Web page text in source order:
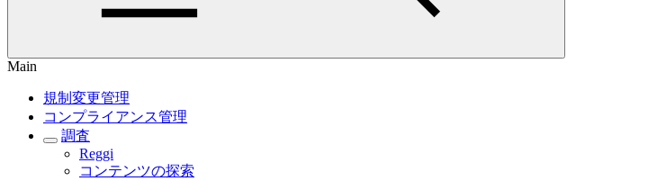
Main
規制変更管理
コンプライアンス管理
調査
Reggi
コンテンツの探索